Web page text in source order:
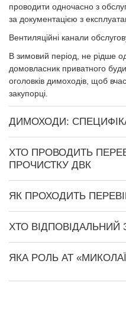
проводити одночасно з
за документацією з
Вентиляційні канали
В зимовий період, не рідше
домовласник приватного
оголовків димоходів, щоб
закупорці.
ДИМОХОДИ:
ХТО ПРОВОДИТЬ
ПРОЧИСТКУ ДВК
ЯК ПРОХОДИТЬ
ХТО ВІДПОВІДАЛЬНИЙ
ЯКА РОЛЬ АТ